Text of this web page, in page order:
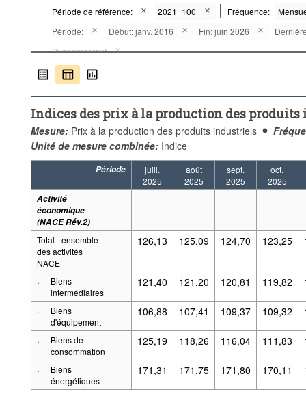
Période de référence: 2021=100 Fréquence:
Période:
Début: janv. 2016 Fin: juin 2026
Supprimer tout
Indices des prix à la production des
Mesure: Prix à la production des produits industriels
Unité de mesure combinée: Indice
Période
juill.
2025
août
2025
sept.
2025
oct.
2025
Activité
économique
(NACE Rév.2)
Total - ensemble
des activités
NACE
126,13 125,09 124,70 123,25
·
Biens
intermédiaires
121,40 121,20 120,81 119,82
·
Biens
d'équipement
106,88 107,41 109,37 109,32
·
Biens de
consommation
125,19 118,26 116,04 111,83
·
Biens
énergétiques
171,31 171,75 171,80 170,11